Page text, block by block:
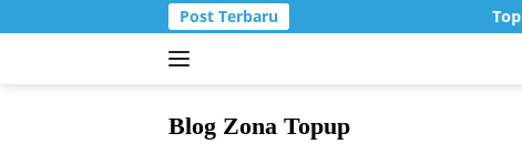
ke
Post Terbaru
Blog Zona Topup